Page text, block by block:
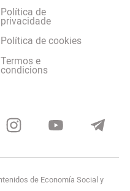
Política de
privacidade
Política de cookies
Termos e
condicions
de Economía Social y